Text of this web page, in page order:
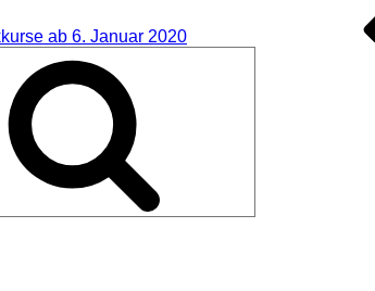
ab 6. Januar 2020